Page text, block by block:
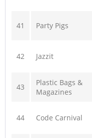
41 Party Pigs
42 Jazzit
43
Plastic Bags &
Magazines
44 Code Carnival